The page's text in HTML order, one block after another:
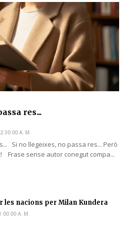
res...
A. M.
Si no llegeixes, no passa res... Però
Frase sense autor conegut compa...
les nacions per Milan Kundera
A. M.